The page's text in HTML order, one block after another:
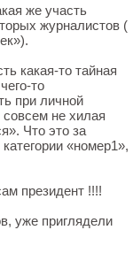
же участь
журналистов (
какая-то тайная
то
при личной
не хилая
Что это за
«номер1»,
президент !!!!
уже приглядели